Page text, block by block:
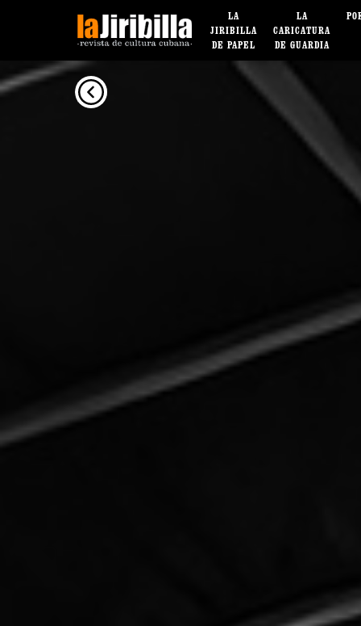
LA
JIRIBILLA
DE PAPEL
LA
CARICATURA
DE GUARDIA